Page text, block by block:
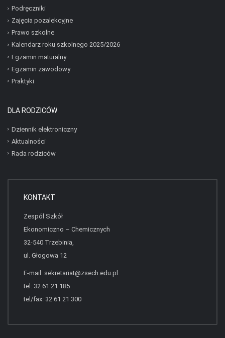
Podręczniki
Zajęcia pozalekcyjne
Prawo szkolne
Kalendarz roku szkolnego 2025/2026
Egzamin maturalny
Egzamin zawodowy
Praktyki
DLA RODZICÓW
Dziennik elektroniczny
Aktualności
Rada rodziców
KONTAKT
Zespół Szkół
Ekonomiczno – Chemicznych
32-540 Trzebinia,
ul. Głogowa 12
E-mail: sekretariat@zsech.edu.pl
tel: 32 61 21 185
tel/fax: 32 61 21 300